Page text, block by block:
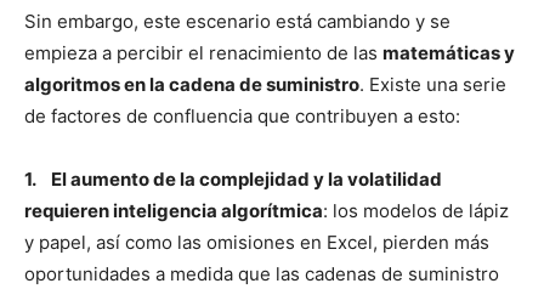
Sin embargo, este escenario está cambiando y se
empieza a percibir el renacimiento de las matemáticas y
algoritmos en la cadena de suministro. Existe una serie
de factores de confluencia que contribuyen a esto:
1. El aumento de la complejidad y la volatilidad
requieren inteligencia algorítmica: los modelos de lápiz
y papel, así como las omisiones en Excel, pierden más
oportunidades a medida que las cadenas de suministro